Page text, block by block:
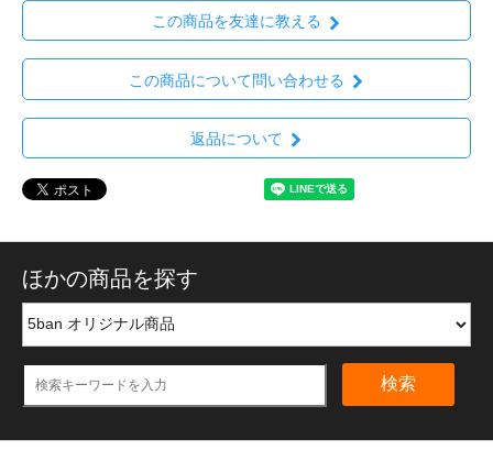
この商品を友達に教える
この商品について問い合わせる
返品について
ほかの商品を探す
検索